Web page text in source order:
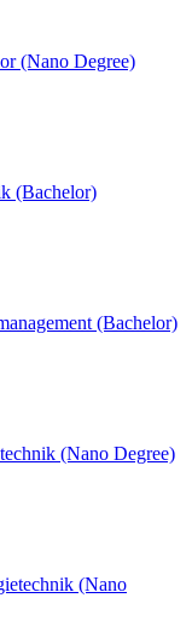
(Nano Degree)
(Bachelor)
(Bachelor)
(Nano Degree)
(Nano